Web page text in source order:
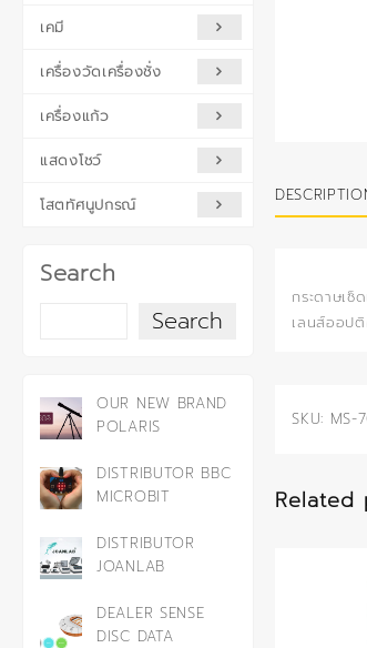
เคมี
เครื่องวัดเครื่องชั่ง
เครื่องแก้ว
แสดงโชว์
โสตทัศนูปกรณ์
Search
Search
OUR NEW BRAND
POLARIS
DISTRIBUTOR BBC
MICROBIT
DISTRIBUTOR
JOANLAB
DEALER SENSE
DISC DATA
กระดาษเ
เลนส์ออป
SKU: MS-
Related